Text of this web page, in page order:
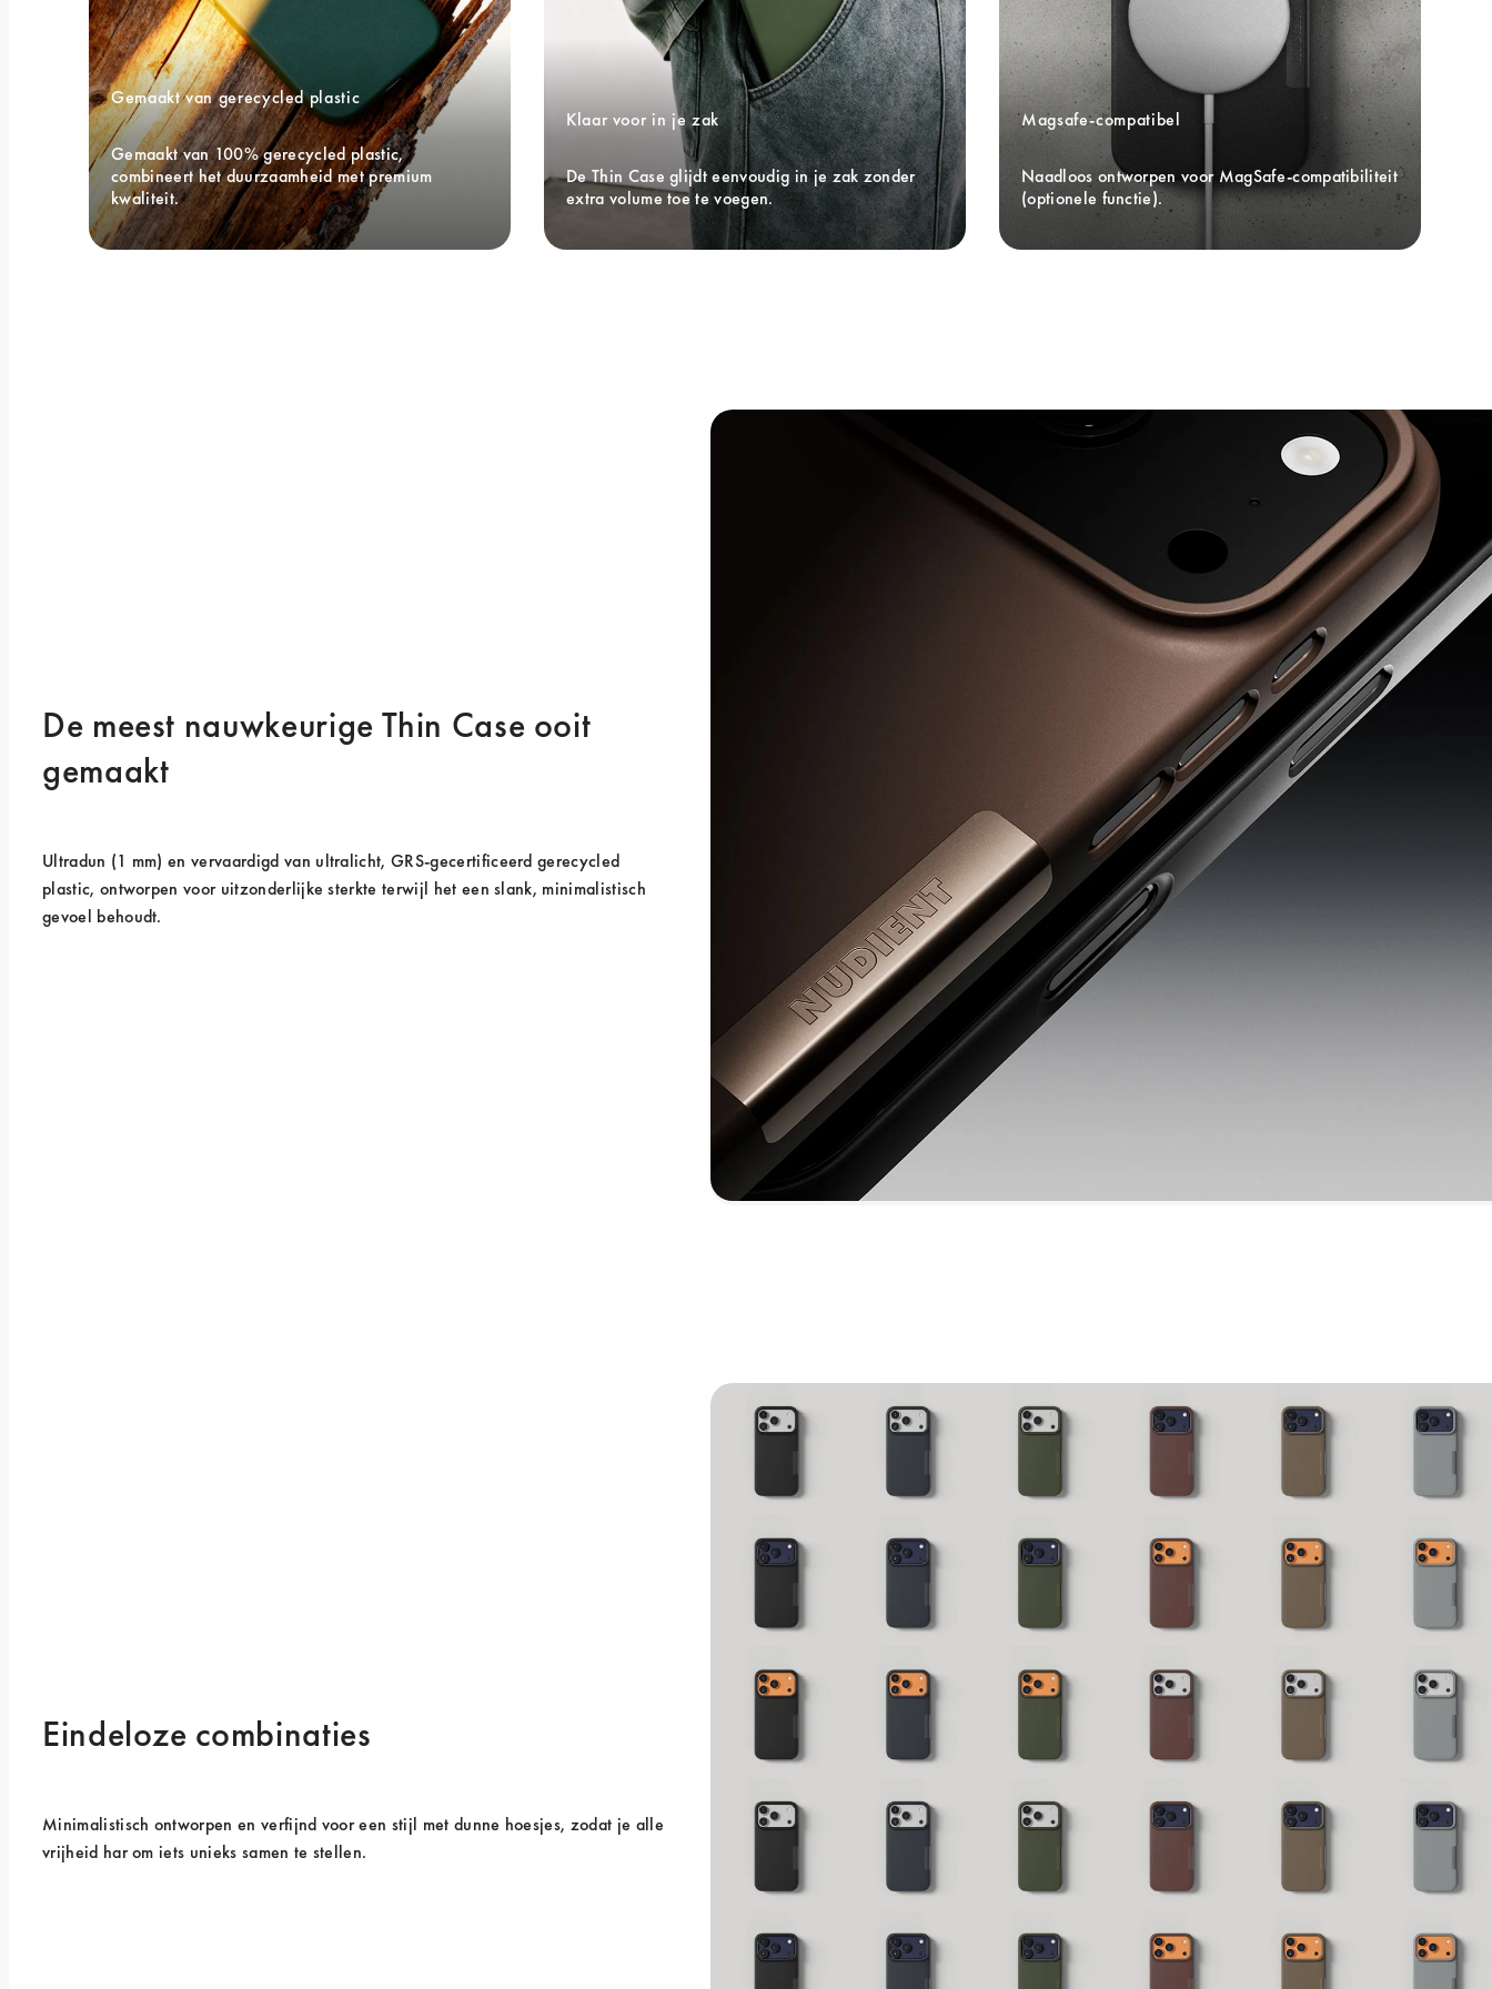
Gemaakt van gerecycled plastic
Gemaakt van 100% gerecycled plastic,
combineert het duurzaamheid met premium
kwaliteit.
Klaar voor in je zak
De Thin Case glijdt eenvoudig in je zak zonder
extra volume toe te voegen.
Magsafe-compatibel
Naadloos ontworpen voor MagSafe-compatibiliteit
(optionele functie).
De meest nauwkeurige Thin Case ooit
gemaakt
Ultradun (1 mm) en vervaardigd van ultralicht, GRS-gecertificeerd gerecycled
plastic, ontworpen voor uitzonderlijke sterkte terwijl het een slank, minimalistisch
gevoel behoudt.
Eindeloze combinaties
Minimalistisch ontworpen en verfijnd voor een stijl met dunne hoesjes, zodat je alle
vrijheid har om iets unieks samen te stellen.